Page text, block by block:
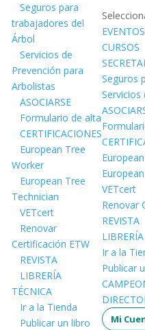
Seguros para
trabajadores del
Árbol
Servicios de
Prevención para
Arbolistas
ASOCIARSE
Formulario de alta
CERTIFICACIONES
European Tree
Worker
European Tree
Technician
VETcert
Renovar
Certificación ETW
REVISTA
LIBRERÍA
TÉCNICA
Ir a la Tienda
Publicar un libro
EVENTOS
CURSOS
Seguros
Servicios
VETcert
Renovar
REVISTA
Ir a la
Publicar
Mi